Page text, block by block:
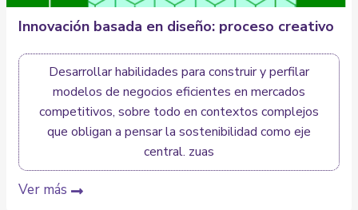
Innovación basada en diseño: proceso creativo
Desarrollar habilidades para construir y perfilar
modelos de negocios eficientes en mercados
competitivos, sobre todo en contextos complejos
que obligan a pensar la sostenibilidad como eje
central. zuas
Ver más